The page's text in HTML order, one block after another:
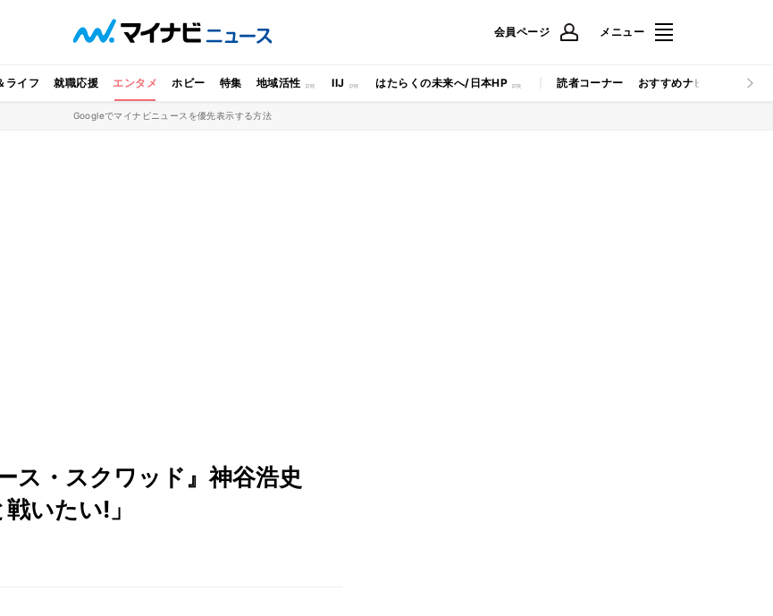
会員ページ メニュー
ライフ 就職応援 エンタメ ホビー 特集 地域活性 IIJ はたらくの未来へ/日本HP 読者コーナー おすすめナビ マイナビ
Googleでマイナビニュースを優先表示する方法
ス・スクワッド』神谷浩史
いたい!」